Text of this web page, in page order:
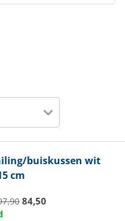
buiskussen wit
cm
84,50